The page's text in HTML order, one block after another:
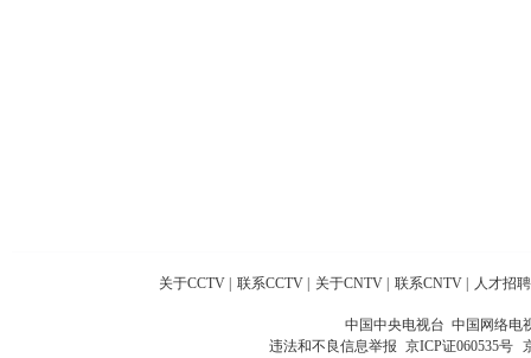
关于CCTV 联系CCTV 关于CNTV 联系CNTV 人才招聘
中国中央电视台 中国网络电
违法和不良信息举报 京ICP证060535号